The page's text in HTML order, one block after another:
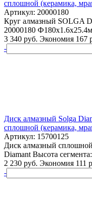
сплошной (керамика,
Артикул: 20000180
Круг алмазный SOLGA
20000180
3 340 руб. Экономия 167
-
Диск алмазный Solga
сплошной (керамика,
Артикул: 15700125
Диск алмазный
Diamant Высота
2 230 руб. Экономия 111
-